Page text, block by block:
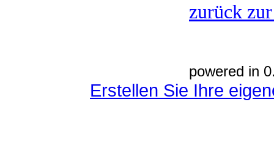
zurück
powered in
Erstellen Sie Ihre